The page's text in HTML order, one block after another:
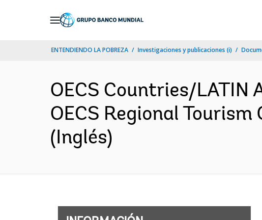
ENTENDIENDO LA POBREZA Investigaciones y publicaciones (i)
OECS Countries/LATIN
OECS Regional
(Inglés)